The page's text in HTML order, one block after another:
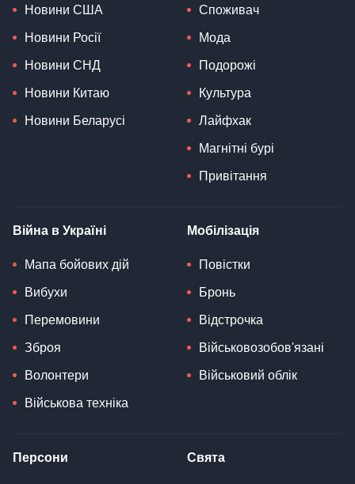
Новини США
Новини Росії
Новини СНД
Новини Китаю
Новини Беларусі
Споживач
Мода
Подорожі
Культура
Лайфхак
Магнітні бурі
Привітання
Війна в Україні
Мапа бойових дій
Вибухи
Перемовини
Зброя
Волонтери
Військова техніка
Мобілізація
Повістки
Бронь
Відстрочка
Військовозобов'язані
Військовий облік
Персони Свята